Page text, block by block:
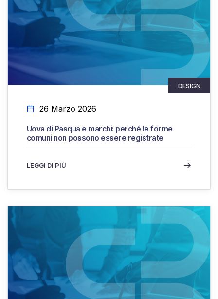
26 Marzo 2026
DESIGN
Uova di Pasqua e marchi: perché le forme
comuni non possono essere registrate
LEGGI DI PIÙ